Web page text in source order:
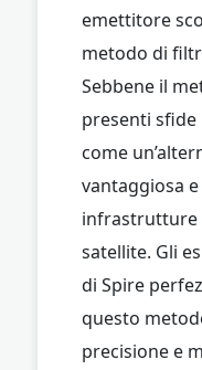
emettitore
metodo di
Sebbene il
presenti
come
vantaggiosa
infrastrutture
satellite. Gli
di Spire
questo
precisione e